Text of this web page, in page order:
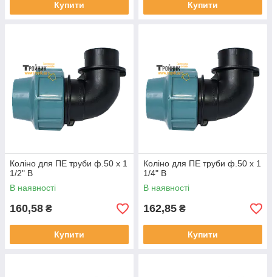
Купити Купити
Коліно для ПЕ труби ф.50 х 1
1/2" В
В наявності
160,58 ₴
Купити
Коліно для ПЕ труби ф.50 х 1
1/4" В
В наявності
162,85 ₴
Купити